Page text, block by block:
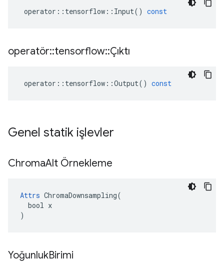
operator :: tensorflow :: Input() const
operatör::tensorflow::Çıktı
operator :: tensorflow ::Output() const
Genel statik işlevler
ChromaAlt Örnekleme
Attrs ChromaDownsampling(
  bool x
)
YoğunlukBirimi